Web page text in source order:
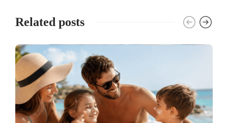
Related posts